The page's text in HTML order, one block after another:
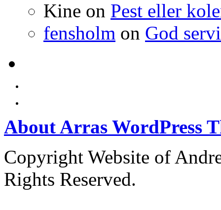
Kine on Pest eller
fensholm on God
About Arras WordPress
Copyright Website of
Rights Reserved.